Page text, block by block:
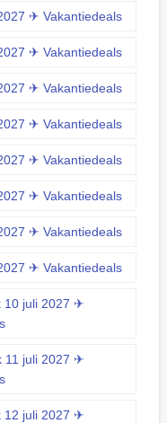
✈ Vakantiedeals
✈ Vakantiedeals
✈ Vakantiedeals
✈ Vakantiedeals
✈ Vakantiedeals
✈ Vakantiedeals
✈ Vakantiedeals
✈ Vakantiedeals
10 juli 2027 ✈
11 juli 2027 ✈
12 juli 2027 ✈